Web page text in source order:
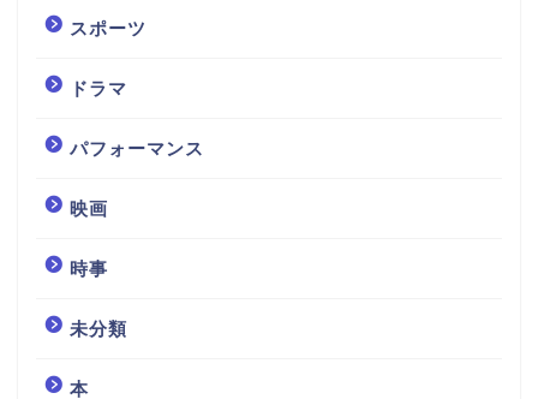
スポーツ
ドラマ
パフォーマンス
映画
時事
未分類
本